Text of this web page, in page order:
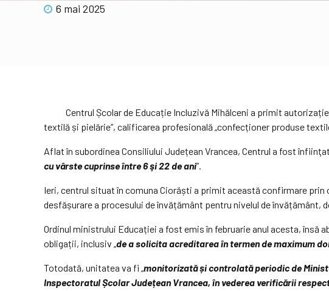
6 mai 2025
Centrul Școlar de Educație Incluzivă Mihălceni a primit autorizație
textilă și pielărie”, calificarea profesională „confecționer produse
Aflat în subordinea Consiliului Județean Vrancea, Centrul a fost
cu vârste cuprinse între 6 şi 22 de ani”.
Ieri, centrul situat în comuna Ciorăști a primit această confirmare
desfășurare a procesului de învățământ pentru nivelul de
Ordinul ministrului Educației a fost emis în februarie anul acesta,
obligații, inclusiv „de a solicita acreditarea în termen de maximum
Totodată, unitatea va fi „monitorizată și controlată periodic de
Inspectoratul Școlar Județean Vrancea, în vederea verificării